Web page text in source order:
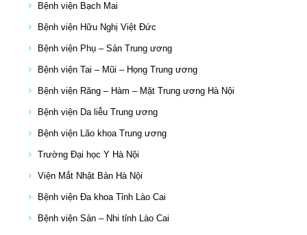
Bệnh viện Bạch Mai
Bệnh viện Hữu Nghị Việt Đức
Bệnh viện Phụ – Sản Trung ương
Bệnh viện Tai – Mũi – Họng Trung ương
Bệnh viện Răng – Hàm – Mặt Trung ương Hà Nội
Bệnh viện Da liễu Trung ương
Bệnh viện Lão khoa Trung ương
Trường Đại học Y Hà Nội
Viện Mắt Nhật Bản Hà Nội
Bệnh viện Đa khoa Tỉnh Lào Cai
Bệnh viện Sản – Nhi tỉnh Lào Cai